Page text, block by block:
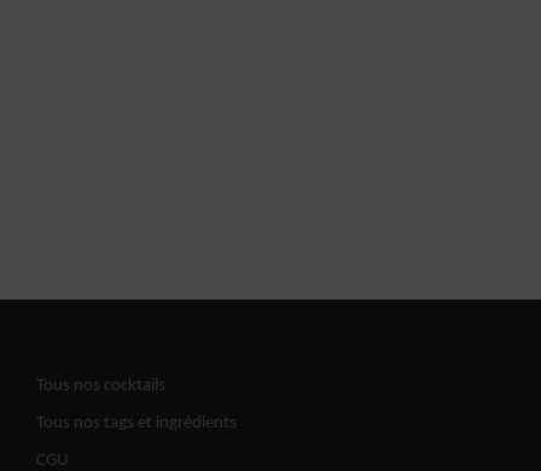
Tous nos cocktails
Tous nos tags et ingrédients
CGU